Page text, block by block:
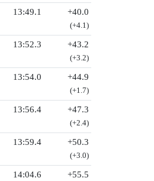
13:49.1 +40.0
(+4.1)
13:52.3 +43.2
(+3.2)
13:54.0 +44.9
(+1.7)
13:56.4 +47.3
(+2.4)
13:59.4 +50.3
(+3.0)
14:04.6 +55.5